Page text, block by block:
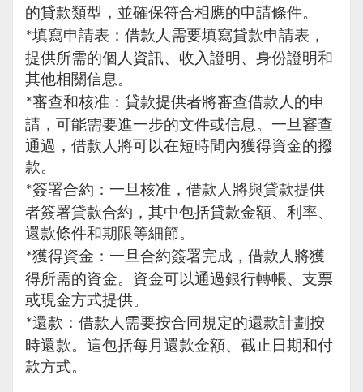
的貸款類型，並確保符合相應的申請條件。
*填寫申請表：借款人需要填寫貸款申請表，
提供所需的個人資訊、收入證明、身份證明和
其他相關信息。
*審查和核准：貸款提供者將審查借款人的申
請，可能需要進一步的文件或信息。一旦審查
通過，借款人將可以在短時間內獲得資金的撥
款。
*簽署合約：一旦核准，借款人將與貸款提供
者簽署貸款合約，其中包括貸款金額、利率、
還款條件和期限等細節。
*獲得資金：一旦合約簽署完成，借款人將獲
得所需的資金。資金可以通過銀行轉帳、支票
或現金方式提供。
*還款：借款人需要按合同規定的還款計劃按
時還款。這包括每月還款金額、截止日期和付
款方式。